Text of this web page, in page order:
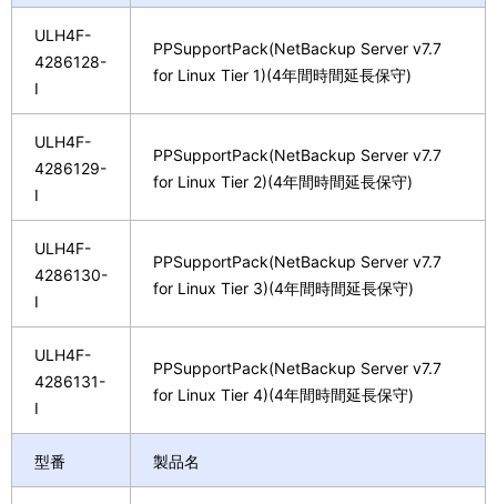
ULH4F-
4286128-
I
PPSupportPack(NetBackup Server v7.7
for Linux Tier 1)(4年間時間延長保守)
ULH4F-
4286129-
I
PPSupportPack(NetBackup Server v7.7
for Linux Tier 2)(4年間時間延長保守)
ULH4F-
4286130-
I
PPSupportPack(NetBackup Server v7.7
for Linux Tier 3)(4年間時間延長保守)
ULH4F-
4286131-
I
PPSupportPack(NetBackup Server v7.7
for Linux Tier 4)(4年間時間延長保守)
型番 製品名